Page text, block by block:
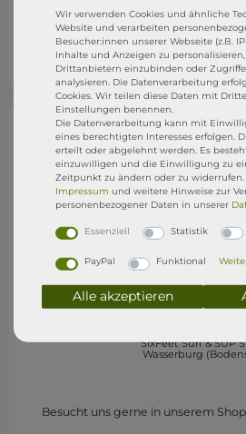
gesetzliche
bestehen. STRESSFREI SUPen
GARANTIE
SixFeet Surf & SUP
Wasserburg
Besucht uns gerne in unserem
Wir verwenden Cookies und ähnliche
Website und verarbeiten
Besucher:innen unserer Webseite (z.B.
Inhalte und Anzeigen zu
Drittanbietern einzubinden oder
analysieren. Die Datenverarbeitung
Cookies. Wir teilen diese Daten mit
Einstellungen benennen.
Die Datenverarbeitung kann mit
eines berechtigten Interesses erfolgen.
erteilt oder abgelehnt werden. Es
einzuwilligen und die Einwilligung zu
Zeitpunkt zu ändern oder zu
Impressum und weitere Hinweise zur
personenbezogener Daten in unserer
Essenziell Statistik
PayPal Funktional
Alle akzeptieren